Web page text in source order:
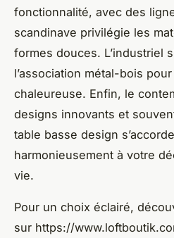
fonctionnalité, avec des
scandinave privilégie les
formes douces. L’industriel
l’association métal-bois
chaleureuse. Enfin, le
designs innovants et
table basse design
harmonieusement à votre
vie.
Pour un choix éclairé,
sur https://